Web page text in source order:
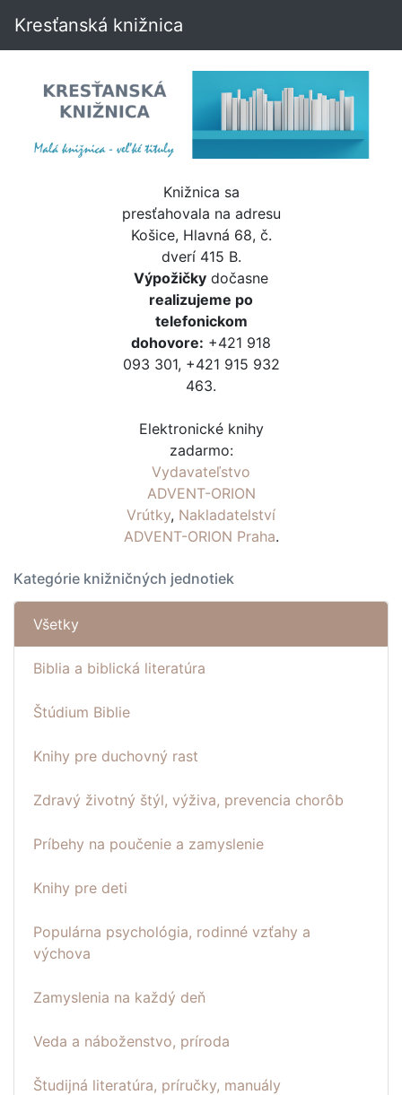
Kresťanská knižnica
Knižnica sa
presťahovala na adresu
Košice, Hlavná 68, č.
dverí 415 B.
Výpožičky dočasne
realizujeme po
telefonickom
dohovore: +421 918
093 301, +421 915 932
463.
Elektronické knihy
zadarmo:
Vydavateľstvo
ADVENT-ORION
Vrútky, Nakladatelství
ADVENT-ORION Praha.
Kategórie knižničných jednotiek
Všetky
Biblia a biblická literatúra
Štúdium Biblie
Knihy pre duchovný rast
Zdravý životný štýl, výživa, prevencia chorôb
Príbehy na poučenie a zamyslenie
Knihy pre deti
Populárna psychológia, rodinné vzťahy a
výchova
Zamyslenia na každý deň
Veda a náboženstvo, príroda
Študijná literatúra, príručky, manuály